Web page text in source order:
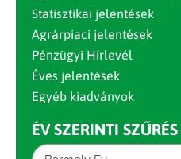
Statisztikai jelentések
Agrárpiaci jelentések
Pénzügyi Hírlevél
Éves jelentések
Egyéb kiadványok
ÉV SZERINTI SZŰRÉS